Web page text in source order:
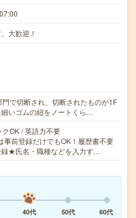
大歓迎！
で切断され、切断されたものが1F
いゴムの紐をノートくら…
OK / 英語力不要
前登録だけでもOK！履歴書不要
録★氏名・職種などを入力す…
40代 50代 60代